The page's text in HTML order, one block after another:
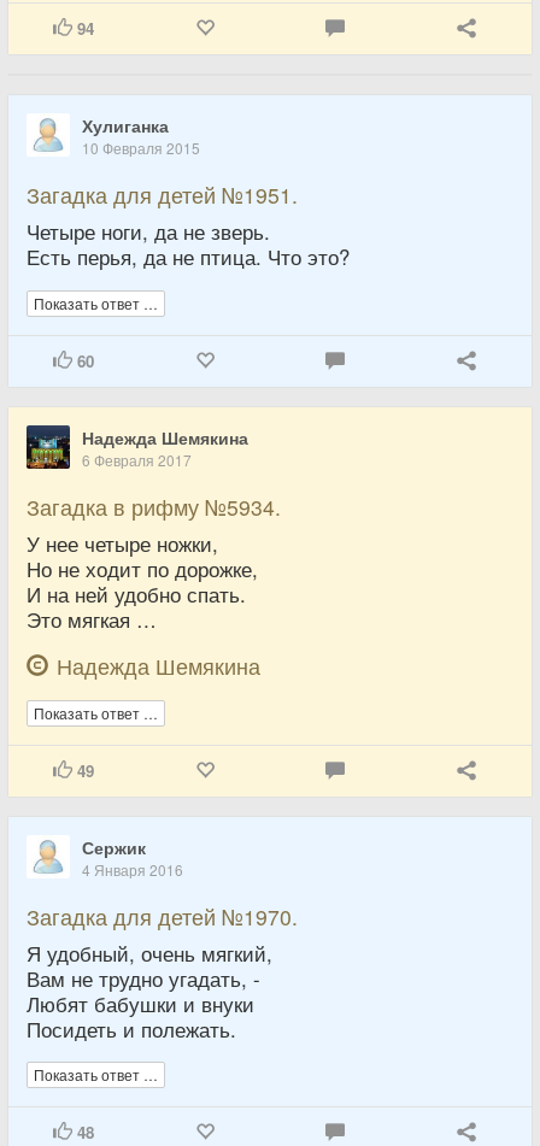
94
Хулиганка
10 Февраля 2015
Загадка для детей №1951.
Четыре ноги, да не зверь.
Есть перья, да не птица. Что это?
Показать ответ …
60
Надежда Шемякина
6 Февраля 2017
Загадка в рифму №5934.
У нее четыре ножки,
Но не ходит по дорожке,
И на ней удобно спать.
Это мягкая …
Надежда Шемякина
Показать ответ …
49
Сержик
4 Января 2016
Загадка для детей №1970.
Я удобный, очень мягкий,
Вам не трудно угадать, -
Любят бабушки и внуки
Посидеть и полежать.
Показать ответ …
48